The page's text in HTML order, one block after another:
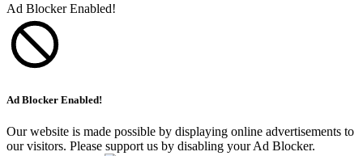
Ad Blocker Enabled!
Ad Blocker Enabled!
Our website is made possible by displaying online advertisements to
our visitors. Please support us by disabling your Ad Blocker.